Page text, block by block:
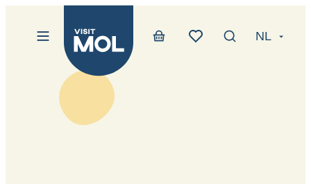
NL
FavorietenZoek tonen /
Menu Webshop